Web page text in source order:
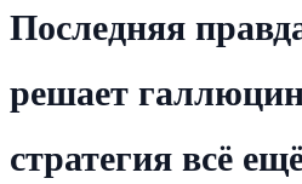
Последняя
решает
стратегия всё